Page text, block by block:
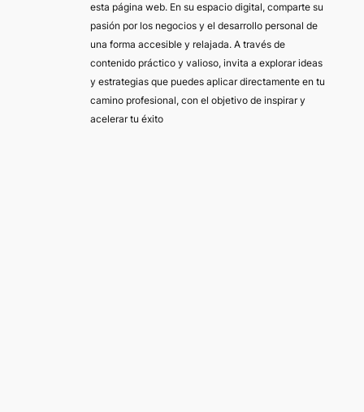
esta página web. En su espacio digital, comparte su
pasión por los negocios y el desarrollo personal de
una forma accesible y relajada. A través de
contenido práctico y valioso, invita a explorar ideas
y estrategias que puedes aplicar directamente en tu
camino profesional, con el objetivo de inspirar y
acelerar tu éxito